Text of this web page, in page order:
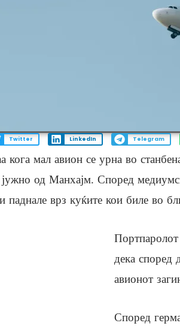
Twitter LinkedIn Telegram
кога мал авион се урна во
од Манхајм. Според
паднале врз куќите кои биле во
дека според
авионот
Според